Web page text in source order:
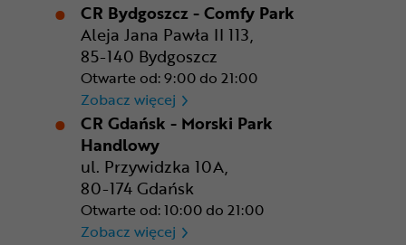
CR Bydgoszcz - Comfy Park
Aleja Jana Pawła II 113,
85-140 Bydgoszcz
Otwarte od: 9:00 do 21:00
Zobacz więcej CR Bydgoszcz - Comfy Park
CR Gdańsk - Morski Park
Handlowy
ul. Przywidzka 10A,
80-174 Gdańsk
Otwarte od: 10:00 do 21:00
Zobacz więcej CR Gdańsk - Morski Park